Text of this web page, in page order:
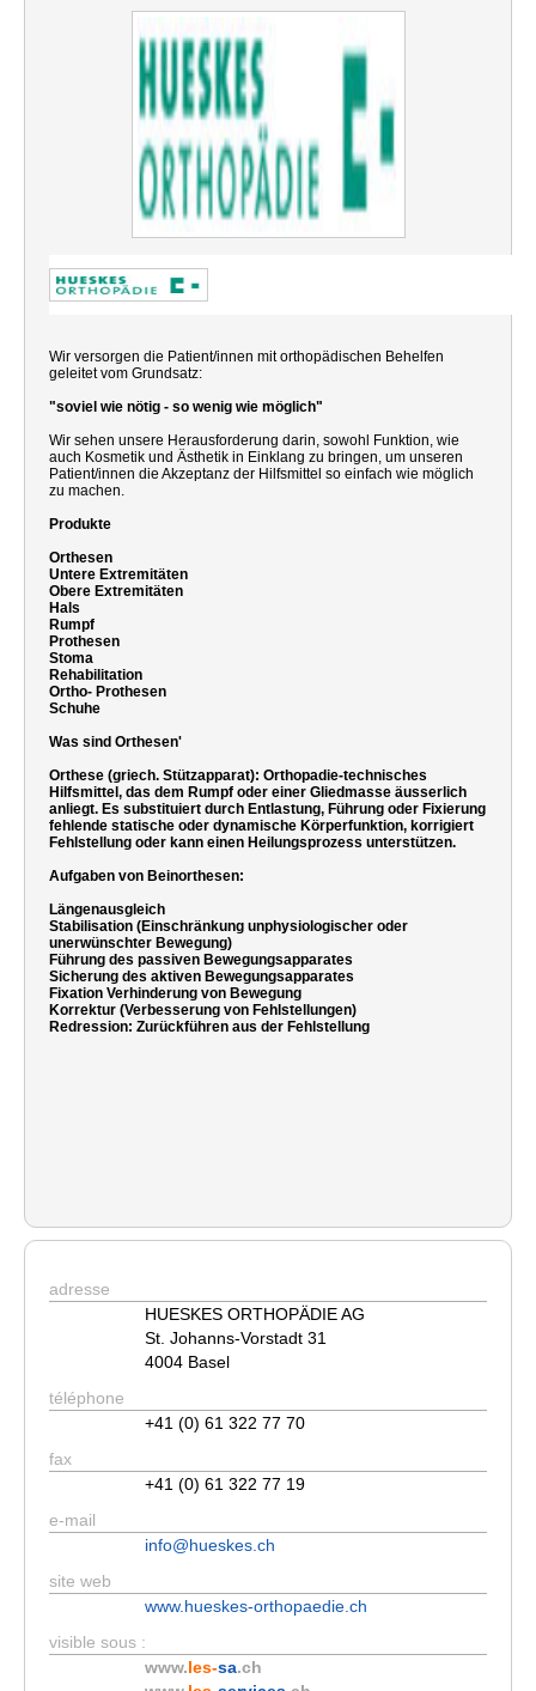
Wir versorgen die Patient/innen mit orthopädischen Behelfen
geleitet vom Grundsatz:
"soviel wie nötig - so wenig wie möglich"
Wir sehen unsere Herausforderung darin, sowohl Funktion, wie
auch Kosmetik und Ästhetik in Einklang zu bringen, um unseren
Patient/innen die Akzeptanz der Hilfsmittel so einfach wie möglich
zu machen.
Produkte
Orthesen
Untere Extremitäten
Obere Extremitäten
Hals
Rumpf
Prothesen
Stoma
Rehabilitation
Ortho- Prothesen
Schuhe
Was sind Orthesen'
Orthese (griech. Stützapparat): Orthopadie-technisches
Hilfsmittel, das dem Rumpf oder einer Gliedmasse äusserlich
anliegt. Es substituiert durch Entlastung, Führung oder Fixierung
fehlende statische oder dynamische Körperfunktion, korrigiert
Fehlstellung oder kann einen Heilungsprozess unterstützen.
Aufgaben von Beinorthesen:
Längenausgleich
Stabilisation (Einschränkung unphysiologischer oder
unerwünschter Bewegung)
Führung des passiven Bewegungsapparates
Sicherung des aktiven Bewegungsapparates
Fixation Verhinderung von Bewegung
Korrektur (Verbesserung von Fehlstellungen)
Redression: Zurückführen aus der Fehlstellung
adresse
HUESKES ORTHOPÄDIE AG
St. Johanns-Vorstadt 31
4004 Basel
téléphone
+41 (0) 61 322 77 70
fax
+41 (0) 61 322 77 19
e-mail
info@hueskes.ch
site web
www.hueskes-orthopaedie.ch
visible sous :
www.les-sa.ch